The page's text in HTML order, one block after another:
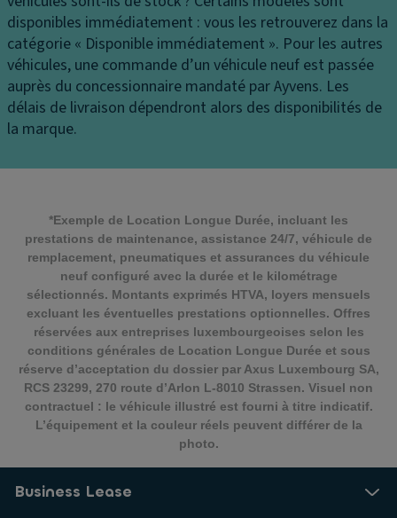
disponibles immédiatement : vous les retrouverez dans la
catégorie « Disponible immédiatement ». Pour les autres
véhicules, une commande d’un véhicule neuf est passée
auprès du concessionnaire mandaté par Ayvens. Les
délais de livraison dépendront alors des disponibilités de
la marque.
*Exemple de Location Longue Durée, incluant les
prestations de maintenance, assistance 24/7, véhicule de
remplacement, pneumatiques et assurances du véhicule
neuf configuré avec la durée et le kilométrage
sélectionnés. Montants exprimés HTVA, loyers mensuels
excluant les éventuelles prestations optionnelles. Offres
réservées aux entreprises luxembourgeoises selon les
conditions générales de Location Longue Durée et sous
réserve d’acceptation du dossier par Axus Luxembourg SA,
RCS 23299, 270 route d’Arlon L-8010 Strassen. Visuel non
contractuel : le véhicule illustré est fourni à titre indicatif.
L’équipement et la couleur réels peuvent différer de la
photo.
Business Lease